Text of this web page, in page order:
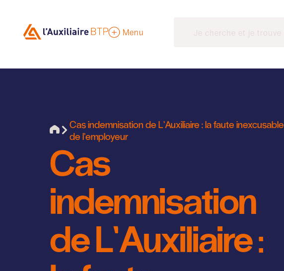
Menu
Cas indemnisation de L’Auxiliaire : la faute inexcusable
de l’employeur
Cas
indemnisation
de L’Auxiliaire :